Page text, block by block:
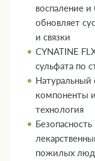
воспаление и
обновляет
и связки
CYNATINE
сульфата по
Натуральный
компоненты
технология
пожилых